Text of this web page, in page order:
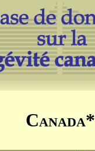
Canada*